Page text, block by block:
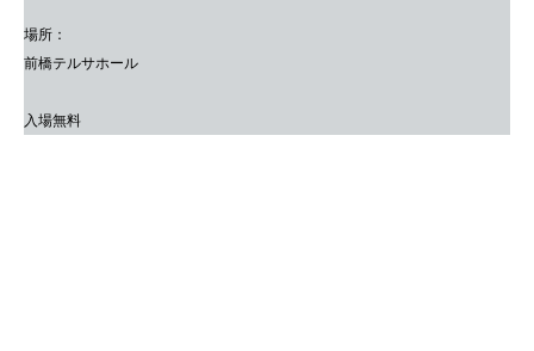
場所：
前橋テルサホール
入場無料